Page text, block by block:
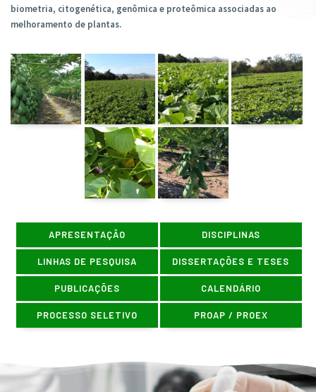
biometria, citogenética, genômica e proteômica associadas ao
melhoramento de plantas.
APRESENTAÇÃO DISCIPLINAS
LINHAS DE PESQUISA DISSERTAÇÕES E TESES
PUBLICAÇÕES CALENDÁRIO
PROCESSO SELETIVO PROAP / PROEX